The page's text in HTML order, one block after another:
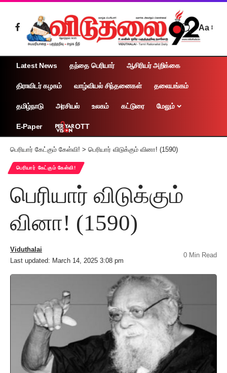
Aa
Latest News தந்தை பெரியார் ஆசிரியர் அறிக்கை
திராவிடர் கழகம் வாழ்வியல் சிந்தனைகள் தலையங்கம்
தமிழ்நாடு அரசியல் உலகம் கட்டுரை மேலும்
E-Paper OTT
பெரியார் கேட்கும் கேள்வி! > பெரியார் விடுக்கும் வினா! (1590)
பெரியார் கேட்கும் கேள்வி!
பெரியார் விடுக்கும்
வினா! (1590)
Last updated: March 14, 2025 3:08 pm
Viduthalai
0 Min Read